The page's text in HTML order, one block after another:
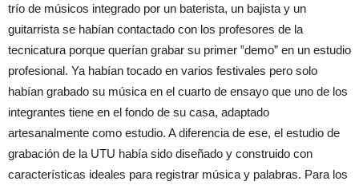
trío de músicos integrado por un baterista, un bajista y un
guitarrista se habían contactado con los profesores de la
tecnicatura porque querían grabar su primer ‟demo” en un estudio
profesional. Ya habían tocado en varios festivales pero solo
habían grabado su música en el cuarto de ensayo que uno de los
integrantes tiene en el fondo de su casa, adaptado
artesanalmente como estudio. A diferencia de ese, el estudio de
grabación de la UTU había sido diseñado y construido con
características ideales para registrar música y palabras. Para los